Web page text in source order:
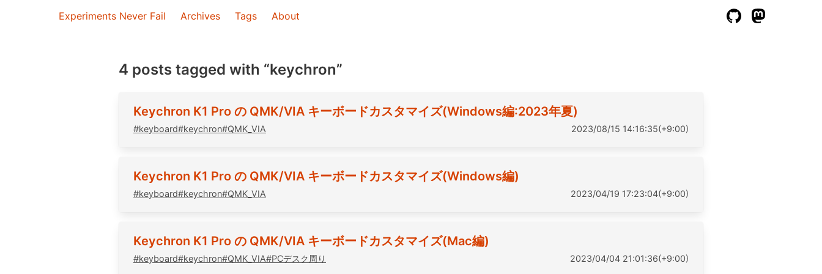
Experiments Never Fail Archives Tags About
4 posts tagged with “keychron”
Keychron K1 Pro の QMK/VIA キーボードカスタマイズ(Windows編:2023年夏)
#keyboard#keychron#QMK_VIA 2023/08/15 14:16:35(+9:00)
Keychron K1 Pro の QMK/VIA キーボードカスタマイズ(Windows編)
#keyboard#keychron#QMK_VIA 2023/04/19 17:23:04(+9:00)
Keychron K1 Pro の QMK/VIA キーボードカスタマイズ(Mac編)
#keyboard#keychron#QMK_VIA#PCデスク周り 2023/04/04 21:01:36(+9:00)